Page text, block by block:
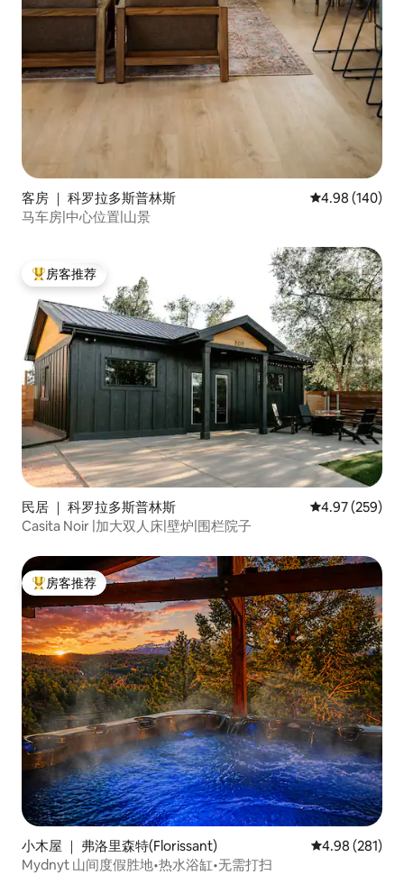
客房 ｜ 科罗拉多斯普林斯 平均评分 4.98
4.98 (140)
马车房|中心位置|山景
热门「房客推荐」
房客推荐
民居 ｜ 科罗拉多斯普林斯 平均评分 4.97
4.97 (259)
Casita Noir |加大双人床|壁炉|围栏院子
热门「房客推荐」
房客推荐
小木屋 ｜ 弗洛里森特(Florissant) 平均评分 4.98
4.98 (281)
Mydnyt 山间度假胜地•热水浴缸•无需打扫